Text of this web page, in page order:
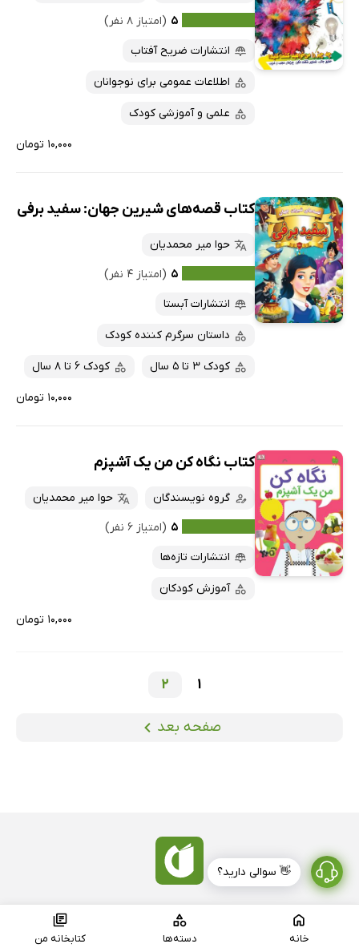
خانه دسته‌ها کتابخانه من
۵ (امتیاز ۸ نفر)
انتشارات ضریح آفتاب
اطلاعات عمومی برای نوجوانان
علمی و آموزشی کودک
۱۰,۰۰۰ تومان
کتاب قصه‌های شیرین جهان: سفید برفی
حوا میر محمدیان
۵ (امتیاز ۴ نفر)
انتشارات آبستا
داستان سرگرم کننده کودک
کودک 3 تا 5 سال کودک 6 تا 8 سال
۱۰,۰۰۰ تومان
کتاب نگاه کن من یک آشپزم
گروه نویسندگان
حوا میر محمدیان
۵ (امتیاز ۶ نفر)
انتشارات تازه‌ها
آموزش کودکان
۱۰,۰۰۰ تومان
1
2
صفحه بعد
👋 سوالی دارید؟
دانلود اپلیکیشن کتابراه